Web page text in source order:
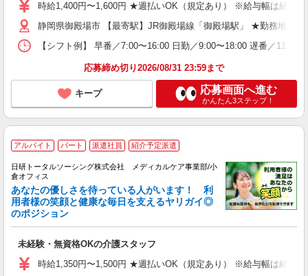
時給1,400円〜1,600円 ★週払いOK（規定あり） ※給与幅は経験・
静岡県御殿場市 【最寄駅】JR御殿場線「御殿場駅」 ★勤務地は
【シフト例】 早番／7:00〜16:00 日勤／9:00〜18:00 遅番／
応募締め切り2026/08/31 23:59まで
キープ 応募画面へ進む
かんたん3ステップ！
アルバイト パート 派遣社員 紹介予定派遣
日研トータルソーシング株式会社 メディカルケア事業部/小
倉オフィス
あなたの優しさを待っている人がいます！ 利
用者様の笑顔と健康な毎日を支えるヤリガイ◎
のポジション
未経験・無資格OKの介護スタッフ
時給1,350円〜1,500円 ★週払いOK（規定あり） ※給与幅は経験・